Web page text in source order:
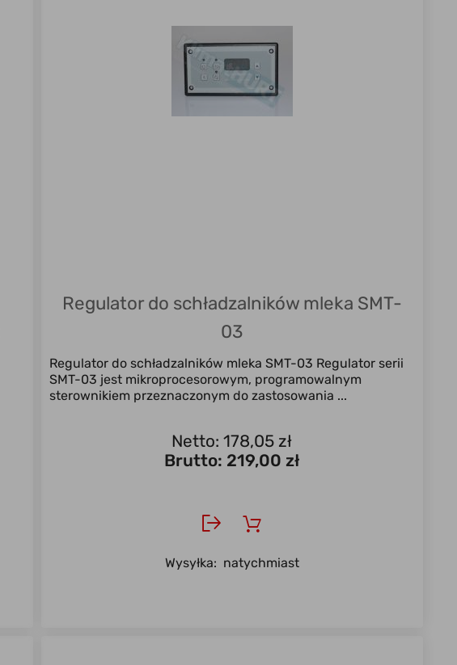
Regulator do schładzalników mleka SMT-
03
Regulator do schładzalników mleka SMT-03 Regulator serii
SMT-03 jest mikroprocesorowym, programowalnym
sterownikiem przeznaczonym do zastosowania ...
Netto: 178,05 zł
Brutto: 219,00 zł
Wysyłka: natychmiast